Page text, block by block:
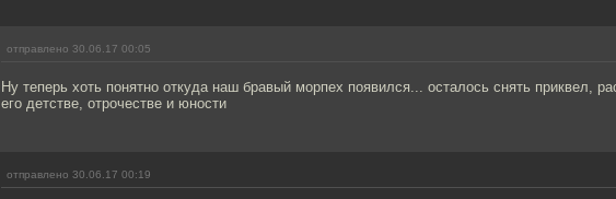
отправлено 30.06.17 00:05
Ну теперь хоть понятно откуда наш бравый морпех появился... осталось снять приквел,
его детстве, отрочестве и юности
отправлено 30.06.17 00:19